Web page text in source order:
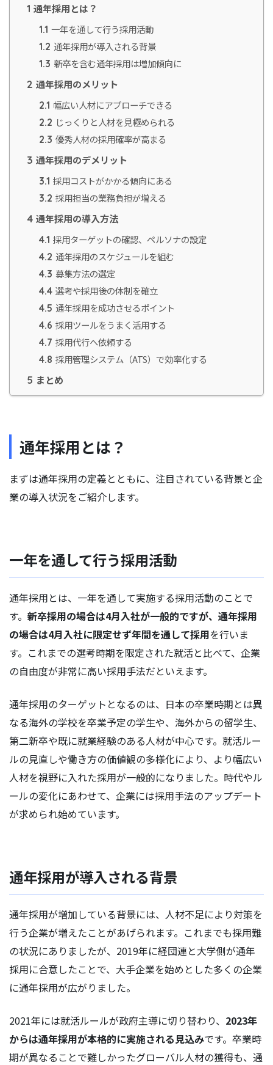
1 通年採用とは？
1.1 一年を通して行う採用活動
1.2 通年採用が導入される背景
1.3 新卒を含む通年採用は増加傾向に
2 通年採用のメリット
2.1 幅広い人材にアプローチできる
2.2 じっくりと人材を見極められる
2.3 優秀人材の採用確率が高まる
3 通年採用のデメリット
3.1 採用コストがかかる傾向にある
3.2 採用担当の業務負担が増える
4 通年採用の導入方法
4.1 採用ターゲットの確認、ペルソナの設定
4.2 通年採用のスケジュールを組む
4.3 募集方法の選定
4.4 選考や採用後の体制を確立
4.5 通年採用を成功させるポイント
4.6 採用ツールをうまく活用する
4.7 採用代行へ依頼する
4.8 採用管理システム（ATS）で効率化する
5 まとめ
通年採用とは？
まずは通年採用の定義とともに、注目されている背景と企
業の導入状況をご紹介します。
一年を通して行う採用活動
通年採用とは、一年を通して実施する採用活動のことで
す。 新卒採用の場合は4月入社が一般的ですが、通年採用
の場合は4月入社に限定せず年間を通して採用を行いま
す。これまでの選考時期を限定された就活と比べて、企業
の自由度が非常に高い採用手法だといえます。
通年採用のターゲットとなるのは、日本の卒業時期とは異
なる海外の学校を卒業予定の学生や、海外からの留学生、
第二新卒や既に就業経験のある人材が中心です。就活ルー
ルの見直しや働き方の価値観の多様化により、より幅広い
人材を視野に入れた採用が一般的になりました。時代やル
ールの変化にあわせて、企業には採用手法のアップデート
が求められ始めています。
通年採用が導入される背景
通年採用が増加している背景には、人材不足により対策を
行う企業が増えたことがあげられます。これまでも採用難
の状況にありましたが、2019年に経団連と大学側が通年
採用に合意したことで、大手企業を始めとした多くの企業
に通年採用が広がりました。
2021年には就活ルールが政府主導に切り替わり、 2023年
からは通年採用が本格的に実施される見込みです。卒業時
期が異なることで難しかったグローバル人材の獲得も、通